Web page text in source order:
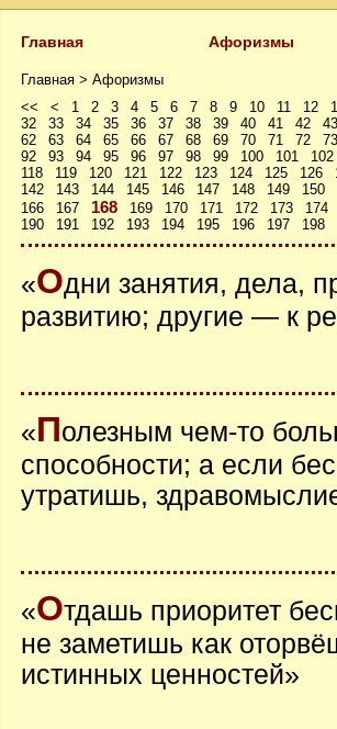
Главная Афоризмы
Главная > Афоризмы
<<
< 1 2 3 4 5 6 7 8 9 10 11 12
32
33 34 35 36 37 38 39 40 41 42
43
62
63 64 65 66 67 68 69 70 71 72
73
92
93 94 95 96 97 98 99 100 101
102
118
119 120 121 122 123 124 125 126
142
143 144 145 146 147 148 149
150
166
167 168 169 170 171 172 173
174
190
191 192 193 194 195 196 197 198
«Одни занятия, дела,
развитию; другие — к
«Полезным чем-то
способности; а если
утратишь,
«Отдашь приоритет
не заметишь как
истинных ценностей»